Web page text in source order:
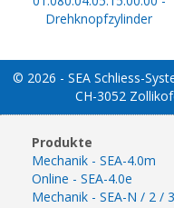
Drehknopfzylinder
© 2026 - SEA Schliess-
CH-3052
Produkte
Mechanik - SEA-4.0m
Online - SEA-4.0e
Mechanik - SEA-N / 2 / 3